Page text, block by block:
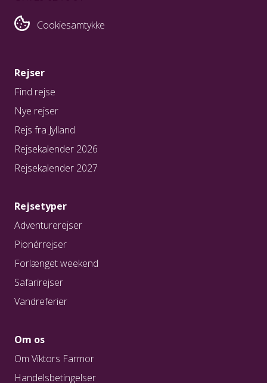
Cookiesamtykke
Rejser
Find rejse
Nye rejser
Rejs fra Jylland
Rejsekalender 2026
Rejsekalender 2027
Rejsetyper
Adventurerejser
Pionérrejser
Forlænget weekend
Safarirejser
Vandreferier
Om os
Om Viktors Farmor
Handelsbetingelser